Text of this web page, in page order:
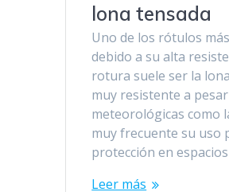
lona tensada
Uno de los rótulos
debido a su alta
rotura suele ser la
muy resistente a
meteorológicas como
muy frecuente su uso
protección en
Leer más